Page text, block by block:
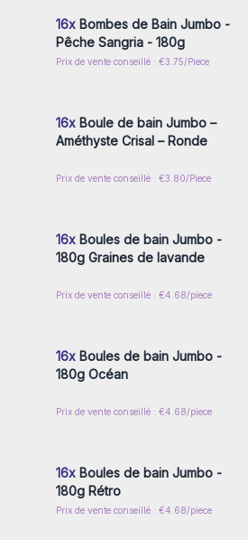
16x Bombes de Bain Jumbo -
Pêche Sangria - 180g
Prix de vente conseillé : €3.75/Piece
Connectez-vous ou inscrivez-
16x Boule de bain Jumbo –
Améthyste Crisal – Ronde
Prix de vente conseillé : €3.80/Piece
Connectez-vous ou inscrivez-
16x Boules de bain Jumbo -
180g Graines de lavande
Prix de vente conseillé : €4.68/piece
Connectez-vous ou inscrivez-
16x Boules de bain Jumbo -
180g Océan
Prix de vente conseillé : €4.68/piece
Connectez-vous ou inscrivez-
16x Boules de bain Jumbo -
180g Rétro
Prix de vente conseillé : €4.68/piece
Connectez-vous ou inscrivez-